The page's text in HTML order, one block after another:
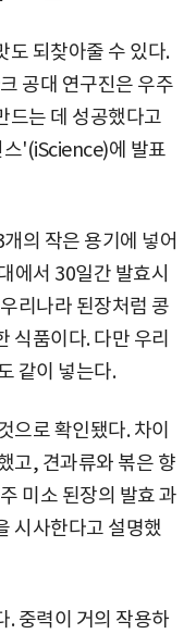
도 되찾아줄 수 있다.
공대 연구진은 우주
드는 데 성공했다고
'(iScience)에 발표
의 작은 용기에 넣어
에서 30일간 발효시
리나라 된장처럼 콩
식품이다. 다만 우리
같이 넣는다.
으로 확인됐다. 차이
고, 견과류와 볶은 향
미소 된장의 발효 과
시사한다고 설명했
. 중력이 거의 작용하